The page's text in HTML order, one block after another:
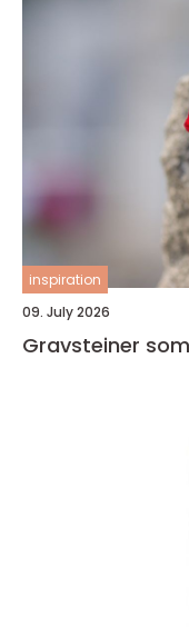
inspiration
09. July 2026
Gravsteiner